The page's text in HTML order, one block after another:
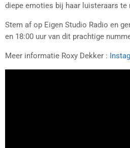
diepe emoties bij haar luisteraars te
Stem af op Eigen Studio Radio en
en 18:00 uur van dit prachtige
Meer informatie Roxy Dekker :